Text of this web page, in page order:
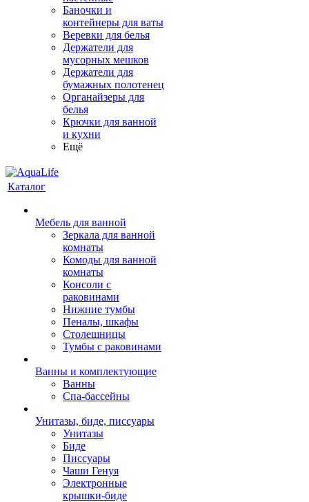
Баночки и
контейнеры для ваты
Веревки для белья
Держатели для
мусорных мешков
Держатели для
бумажных полотенец
Органайзеры для
белья
Крючки для ванной
и кухни
Ещё
Каталог
Мебель для ванной
Зеркала для ванной
комнаты
Комоды для ванной
комнаты
Консоли с
раковинами
Нижние тумбы
Пеналы, шкафы
Столешницы
Тумбы с раковинами
Ванны и комплектующие
Ванны
Спа-бассейны
Унитазы, биде, писсуары
Унитазы
Биде
Писсуары
Чаши Генуя
Электронные
крышки-биде